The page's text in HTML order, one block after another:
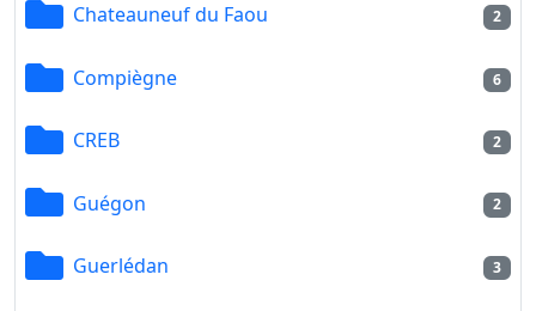
Chateauneuf du Faou 2
Compiègne 6
CREB 2
Guégon 2
Guerlédan 3